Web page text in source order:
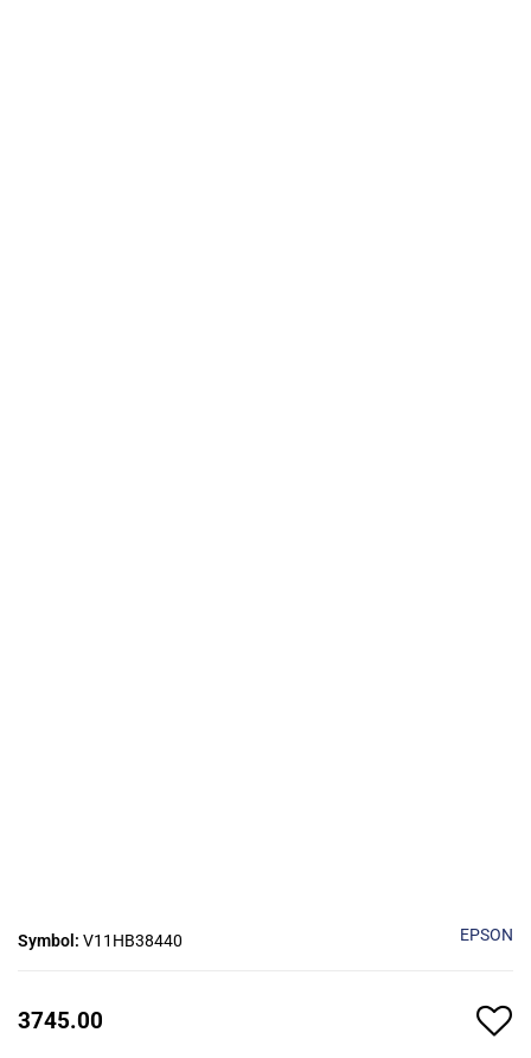
Symbol: V11HB38440 EPSON
3745.00